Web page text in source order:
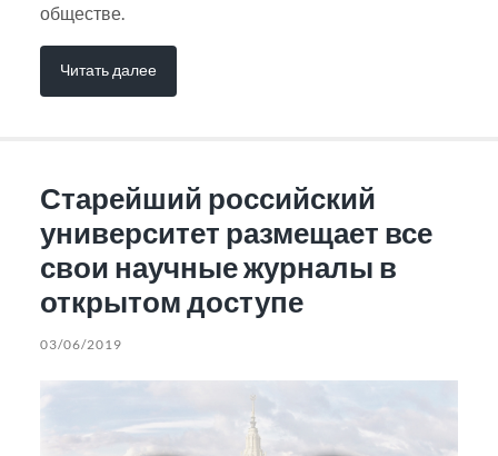
обществе.
Читать далее
Старейший российский
университет размещает все
свои научные журналы в
открытом доступе
03/06/2019